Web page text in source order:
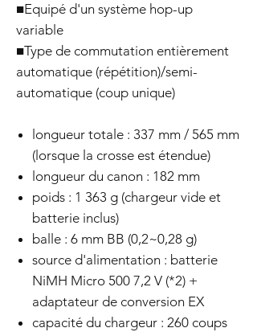
■Equipé d'un système hop-up
variable
■Type de commutation entièrement
automatique (répétition)/semi-
automatique (coup unique)
longueur totale : 337 mm / 565 mm
(lorsque la crosse est étendue)
longueur du canon : 182 mm
poids : 1 363 g (chargeur vide et
batterie inclus)
balle : 6 mm BB (0,2~0,28 g)
source d'alimentation : batterie
NiMH Micro 500 7,2 V (*2) +
adaptateur de conversion EX
capacité du chargeur : 260 coups